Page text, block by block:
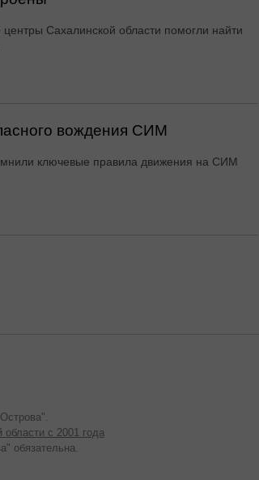
Сахалинской области помогли найти
вождения СИМ
ключевые правила движения на СИМ
с 2001 года
обязательна.